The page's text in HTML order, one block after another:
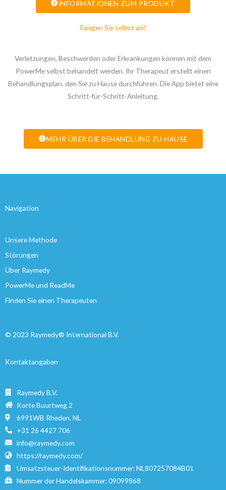
INFORMATIONEN ZUM PRODUKT
Fangen Sie selbst an?
Verletzungen, Beschwerden oder Erkrankungen können mit dem
PowerMe selbst behandelt werden. Ihr Therapeut erstellt einen
Behandlungsplan, den Sie zu Hause durchführen. Die App bietet eine
Schritt-für-Schritt-Anleitung.
MEHR ÜBER DIE BEHANDLUNG ZU HAUSE
Navigation
Unsere Methode
Störungen
Über Raymedy
PowerMe und ReadMe
Finden Sie einen Therapeuten
© 2023 Raymedy® International B.V.
Kontaktangaben
Raymedy B.V.
Korte Buurtweg 2
6991WB Rheden, NL
+31 26 4427 706
info@raymedy.com
https://raymedy.com/
Umsatzsteuer-Identifikationsnummer: NL807257084B01
Nummer der Handelskammer: 09099868